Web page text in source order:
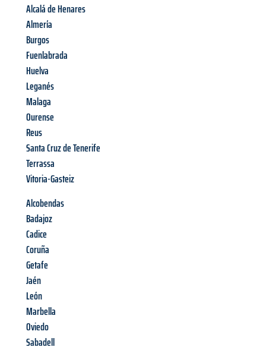
Alcalá de Henares
Almería
Burgos
Fuenlabrada
Huelva
Leganés
Malaga
Ourense
Reus
Santa Cruz de Tenerife
Terrassa
Vitoria-Gasteiz
Alcobendas
Badajoz
Cadice
Coruña
Getafe
Jaén
León
Marbella
Oviedo
Sabadell